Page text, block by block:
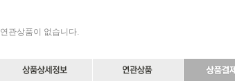
연관상품이 없습니다.